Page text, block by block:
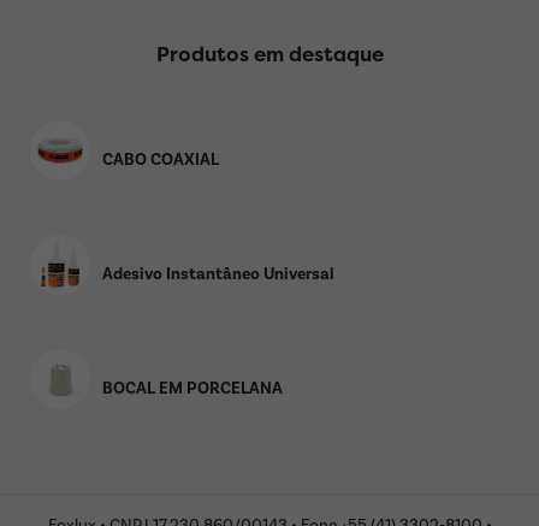
Produtos em destaque
CABO COAXIAL
Adesivo Instantâneo Universal
BOCAL EM PORCELANA